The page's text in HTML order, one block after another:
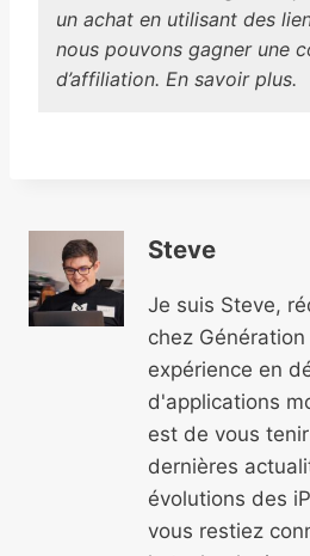
un achat en utilisant des
nous pouvons gagner une
d’affiliation. En savoir plus.
Steve
Je suis Steve,
chez
expérience en
d'applications
est de vous
dernières
évolutions des
vous restiez